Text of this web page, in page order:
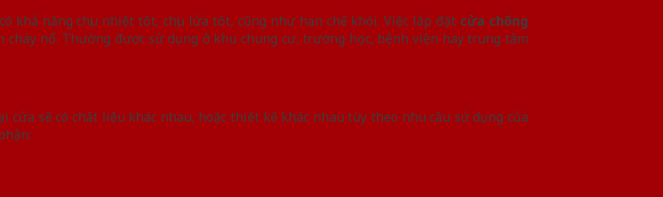
khả năng chịu nhiệt tốt, chịu lửa tốt, cũng như hạn chế khói. Việc lắp đặt cửa chống
nổ. Thường được sử dụng ở khu chung cư, trường học, bệnh viện hay trung tâm
sẽ có chất liệu khác nhau, hoặc thiết kế khác nhau tùy theo nhu cầu sử dụng của